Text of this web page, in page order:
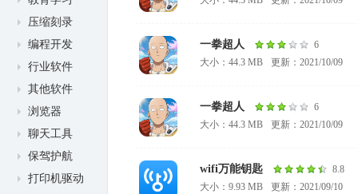
压缩刻录
编程开发
行业软件
其他软件
浏览器
聊天工具
保驾护航
打印机驱动
一拳超人
6
大小：44.3 MB
更新：2021/10/09
一拳超人
6
大小：44.3 MB
更新：2021/10/09
wifi万能钥匙
8.8
大小：9.93 MB
更新：2021/09/10